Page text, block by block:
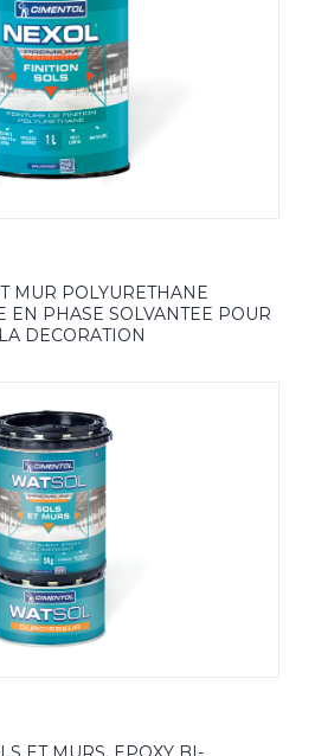
MUR POLYURETHANE
EN PHASE SOLVANTEE POUR
DECORATION